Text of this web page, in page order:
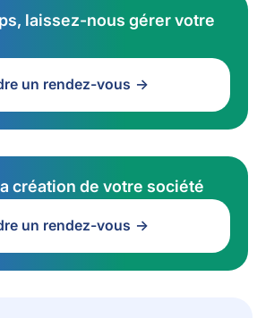
laissez-nous gérer votre
un rendez-vous
création de votre société
un rendez-vous